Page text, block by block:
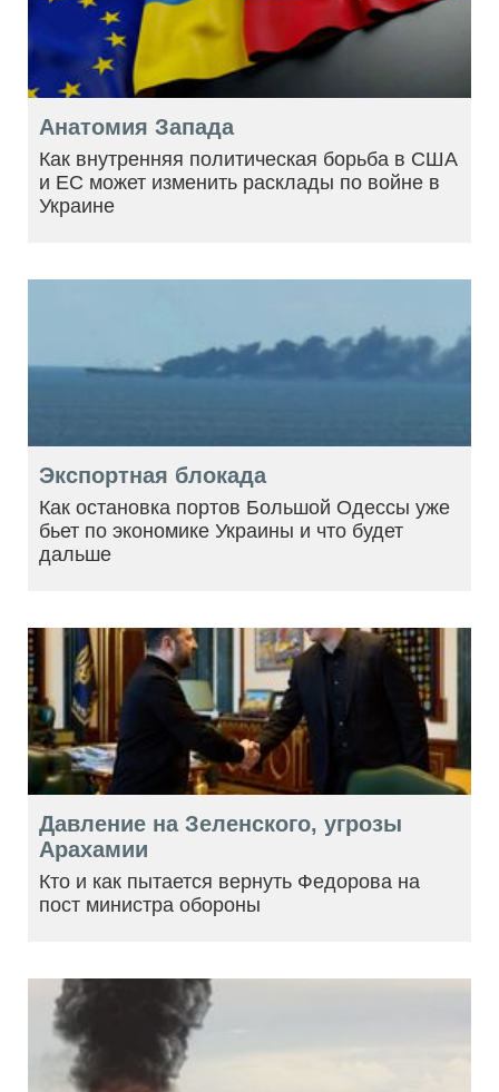
Анатомия Запада
Как внутренняя политическая борьба в США
и ЕС может изменить расклады по войне в
Украине
Экспортная блокада
Как остановка портов Большой Одессы уже
бьет по экономике Украины и что будет
дальше
Давление на Зеленского, угрозы
Арахамии
Кто и как пытается вернуть Федорова на
пост министра обороны